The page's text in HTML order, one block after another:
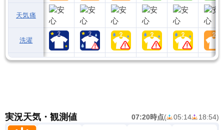
天気痛
洗濯
実況天気・観測値 07:20時点( 05:14 18:54)